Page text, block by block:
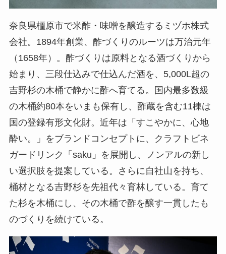
奈良県橿原市で米酢・味噌を醸造するミヅホ株式
会社。1894年創業、酢づくりのルーツは万治元年
（1658年）。酢づくりは原料となる酒づくりから
始まり、三段仕込みで仕込んだ酒を、5,000L超の
吉野杉の木桶で静かに酢へ育てる。国内最多数級
の木桶約80本をいまも保有し、酢蔵を含む11棟は
国の登録有形文化財。近年は「すこやかに、心地
酔い。」をブランドコンセプトに、クラフトビネ
ガードリンク「saku」を展開し、ノンアルの新し
い選択肢を提案している。さらに自社山を持ち、
桶材となる吉野杉を先祖代々育林している。育て
た杉を木桶にし、その木桶で酢を醸す一貫したも
のづくりを続けている。